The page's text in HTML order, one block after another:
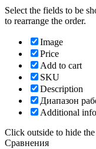
Select the fields to be
to rearrange the order.
Image
Price
Add to cart
SKU
Description
Диапазон
Additional
Click outside to hide
Сравнения